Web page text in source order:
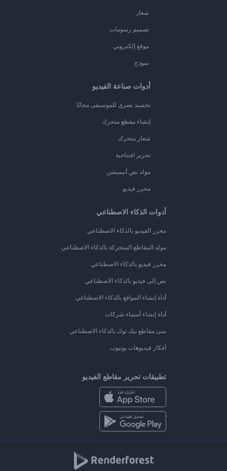
شعار
تصميم رسومات
موقع إلكتروني
نموذج
أدوات صناعة الفيديو
تجسيد بصري للموسيقى مجانًا
إنشاء مقطع متحرك
شعار متحرك
تحرير افتتاحية
مولد نص أنيميشن
محرر فيديو
أدوات الذكاء الاصطناعي
محرر الفيديو بالذكاء الاصطناعي
مولد المقاطع المتحركة بالذكاء الاصطناعي
محرر فيديو بالذكاء الاصطناعي
نص إلى فيديو بالذكاء الاصطناعي
أداة إنشاء المواقع بالذكاء الاصطناعي
أداة إنشاء أسماء شركات
منئ مقاطع تيك توك بالذكاء الاصطناعي
أفكار فيديوهات يوتيوب
تطبيقات تحرير مقاطع الفيديو